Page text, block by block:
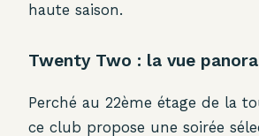
haute saison.
Twenty Two : la vue
Perché au 22ème étage de la
ce club propose une soirée